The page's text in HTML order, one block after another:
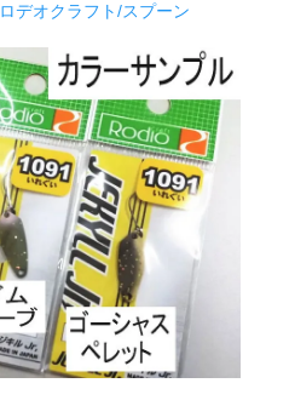
ロデオクラフト/スプーン